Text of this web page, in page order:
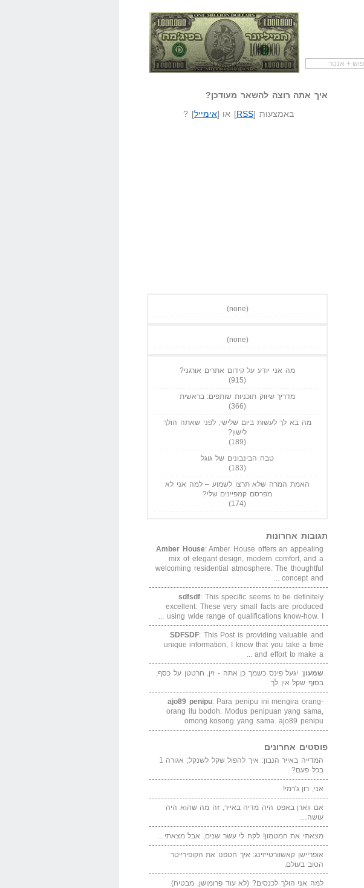
שאל שאלה המיליונר בפיג'מה שיווק שותפיםאיך אתה רוצה להשאר מעודכן?
באמצעות [RSS] או [אימייל] ?
(none)
(none)
מה אני יודע על קידום אתרים אורגני?
(915)
מדריך שיווק תוכניות שותפים: בראשית
(366)
מה בא לך לעשות ביום שלישי, לפני שאתה הולך
לישון?
(189)
טבח הבינבונים של גוגל
(183)
האמת המרה שלא תרצו לשמוע – למה אני לא
מפרסם קמפיינים שלי?
(174)
תגובות אחרונות
Amber House: Amber House offers an appealing
mix of elegant design, modern comfort, and a
welcoming residential atmosphere. The thoughtful
concept and ...
sdfsdf: This specific seems to be definitely
excellent. These very small facts are produced
using wide range of qualifications know-how. I ...
SDFSDF: This Post is providing valuable and
unique information, I know that you take a time
and effort to make a ...
שמעון: יגעל פינס כשמך כן אתה - זין. חרטטן על כסף,
בסוף שקל אין לך
ajo89 penipu: Para penipu ini mengira orang-
orang itu bodoh. Modus penipuan yang sama,
omong kosong yang sama. ajo89 penipu
פוסטים אחרונים
המדייה באייר הנבון: איך להפול שקל לשנקל; אגורה 1
בכל פעם?
אני, רון ג'רמי!
אם ווארן באפט היה מדיה באייר, זה מה שהוא היה
עושה…
מצאתי את המטמון! לקח לי עשר שנים, אבל מצאתי…
אופריישן קאשוורטייזינג: איך חטפנו את הקופירייטר
הטוב בעולם.
למה אני הולך לכנסים? (לא עוד פרומושן, מבטיח)